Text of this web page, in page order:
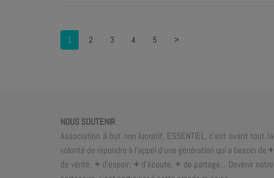
1 2 3 4 5 >
NOUS SOUTENIR
Association à but non lucratif, ESSENTIEL, c'est avant tout la
volonté de répondre à l'appel d'une génération qui a besoin de +
de vérité, +d'espoir, +d'écoute, + de partage... Devenir notre